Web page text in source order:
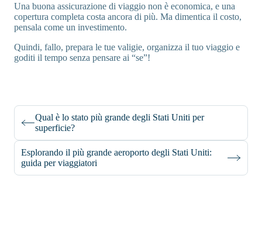
Una buona assicurazione di viaggio non è economica, e una
copertura completa costa ancora di più. Ma dimentica il costo,
pensala come un investimento.
Quindi, fallo, prepara le tue valigie, organizza il tuo viaggio e
goditi il tempo senza pensare ai “se”!
Qual è lo stato più grande degli Stati Uniti per
superficie?
Esplorando il più grande aeroporto degli Stati Uniti:
guida per viaggiatori